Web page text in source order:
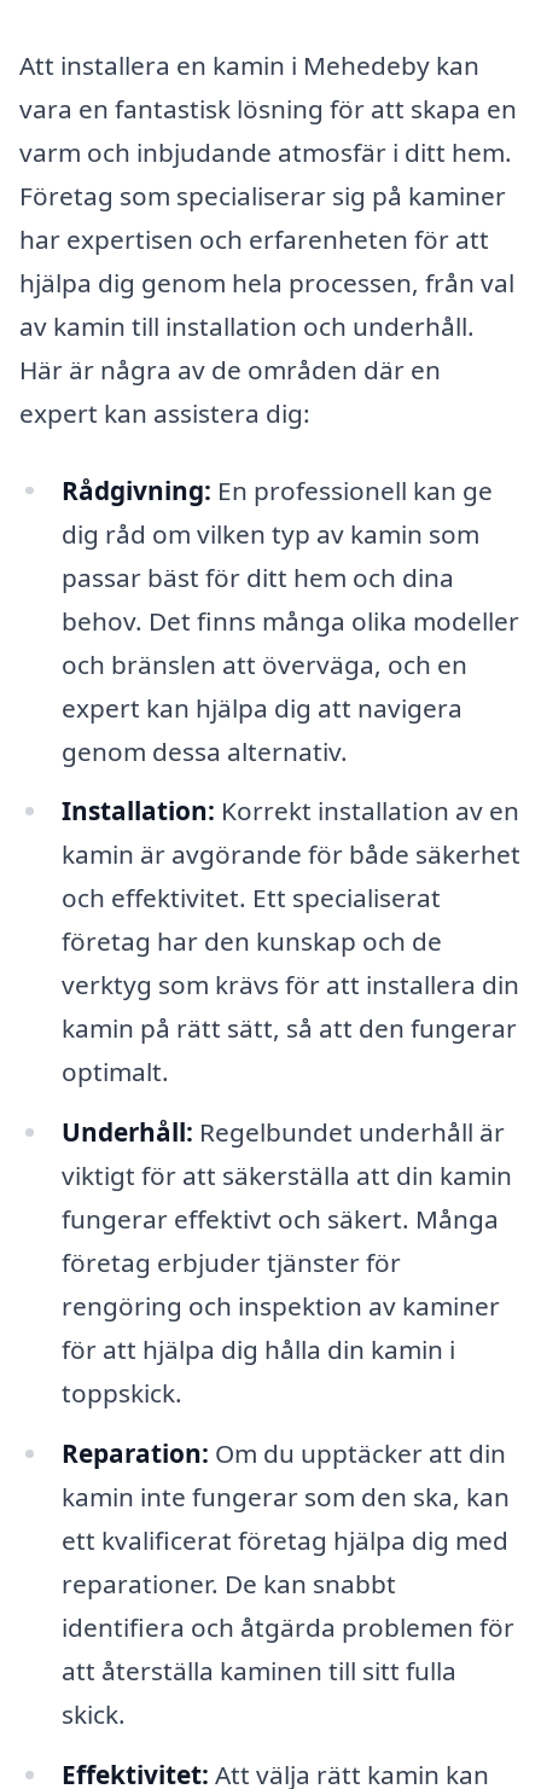
Att installera en kamin i Mehedeby kan
vara en fantastisk lösning för att skapa en
varm och inbjudande atmosfär i ditt hem.
Företag som specialiserar sig på kaminer
har expertisen och erfarenheten för att
hjälpa dig genom hela processen, från val
av kamin till installation och underhåll.
Här är några av de områden där en
expert kan assistera dig:
Rådgivning: En professionell kan ge
dig råd om vilken typ av kamin som
passar bäst för ditt hem och dina
behov. Det finns många olika modeller
och bränslen att överväga, och en
expert kan hjälpa dig att navigera
genom dessa alternativ.
Installation: Korrekt installation av en
kamin är avgörande för både säkerhet
och effektivitet. Ett specialiserat
företag har den kunskap och de
verktyg som krävs för att installera din
kamin på rätt sätt, så att den fungerar
optimalt.
Underhåll: Regelbundet underhåll är
viktigt för att säkerställa att din kamin
fungerar effektivt och säkert. Många
företag erbjuder tjänster för
rengöring och inspektion av kaminer
för att hjälpa dig hålla din kamin i
toppskick.
Reparation: Om du upptäcker att din
kamin inte fungerar som den ska, kan
ett kvalificerat företag hjälpa dig med
reparationer. De kan snabbt
identifiera och åtgärda problemen för
att återställa kaminen till sitt fulla
skick.
Effektivitet: Att välja rätt kamin kan